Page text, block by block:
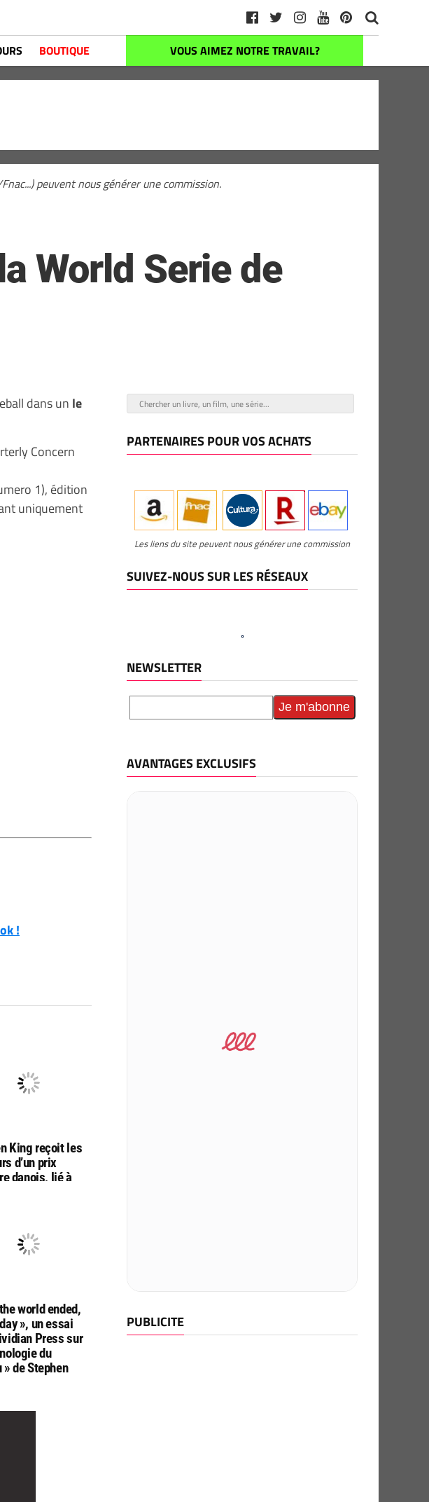
BOUTIQUE VOUS AIMEZ NOTRE TRAVAIL?
peuvent nous générer une commission.
World Serie de
dans un le
Concern
1), édition
uniquement
!
King reçoit les
d’un prix
danois, lié à
world ended,
», un essai
Press sur
du
» de Stephen
PARTENAIRES POUR VOS ACHATS
Les liens du site peuvent nous générer une commission
SUIVEZ-NOUS SUR LES RÉSEAUX
NEWSLETTER
AVANTAGES EXCLUSIFS
PUBLICITE